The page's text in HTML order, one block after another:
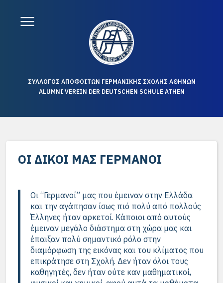
ΣΥΛΛΟΓΟΣ ΑΠΟΦΟΙΤΩΝ ΓΕΡΜΑΝΙΚΗΣ ΣΧΟΛΗΣ ΑΘΗΝΩΝ
ALUMNI VEREIN DER DEUTSCHEN SCHULE ATHEN
ΟΙ ΔΙΚΟΊ ΜΑΣ ΓΕΡΜΑΝΟΊ
Οι “Γερμανοί” μας που έμειναν στην Ελλάδα
και την αγάπησαν ίσως πιό πολύ από πολλούς
Έλληνες ήταν αρκετοί. Κάποιοι από αυτούς
έμειναν μεγάλο διάστημα στη χώρα μας και
έπαιξαν πολύ σημαντικό ρόλο στην
διαμόρφωση της εικόνας και του κλίματος που
επικράτησε στη Σχολή. Δεν ήταν όλοι τους
καθηγητές, δεν ήταν ούτε καν μαθηματικοί,